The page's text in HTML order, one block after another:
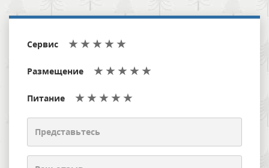
Сервис
Размещение
Питание